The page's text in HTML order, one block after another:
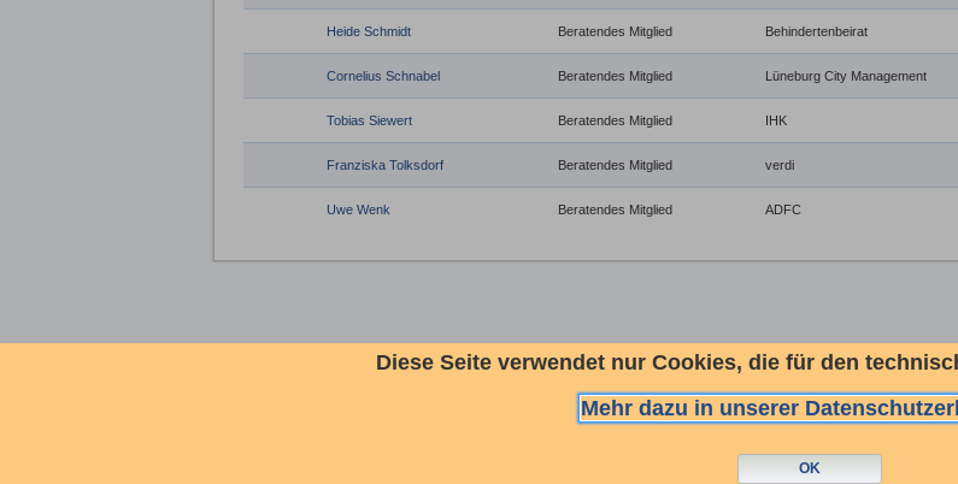
Diese Seite verwendet nur Cookies, die für den
Mehr dazu in unserer
OK
Heide Schmidt Beratendes Mitglied Behindertenbeirat
Cornelius Schnabel Beratendes Mitglied Lüneburg City Management
Tobias Siewert Beratendes Mitglied IHK
Franziska Tolksdorf Beratendes Mitglied verdi
Uwe Wenk Beratendes Mitglied ADFC
Barrierefreiheit